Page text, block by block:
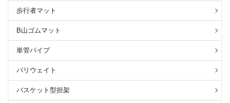
歩行者マット
B山ゴムマット
単管パイプ
バリウェイト
バスケット型担架